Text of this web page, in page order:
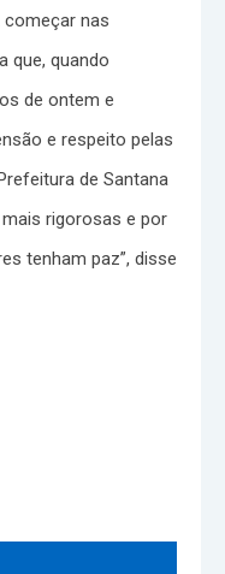
começar nas
que, quando
de ontem e
e respeito pelas
de Santana
rigorosas e por
tenham paz”, disse